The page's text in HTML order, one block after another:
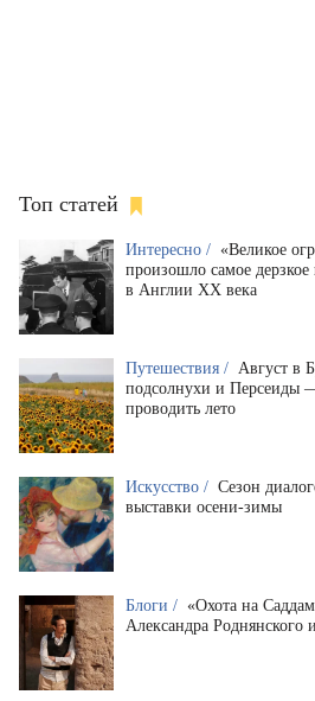
Топ статей
Интересно / «Великое
произошло самое дерзкое
в Англии XX века
Путешествия / Август в
подсолнухи и Персеиды
проводить лето
Искусство / Сезон
выставки осени-зимы
Блоги / «Охота на
Александра Роднянского